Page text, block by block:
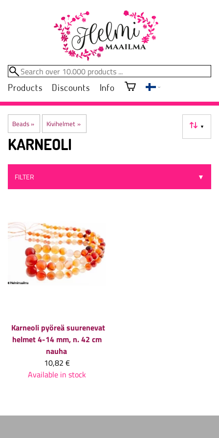
Products Discounts Info
Beads‪» Kivihelmet ‪» ▼
KARNEOLI
FILTER ▼
Karneoli pyöreä suurenevat
helmet 4-14 mm, n. 42 cm
nauha
10,82 €
Available in stock